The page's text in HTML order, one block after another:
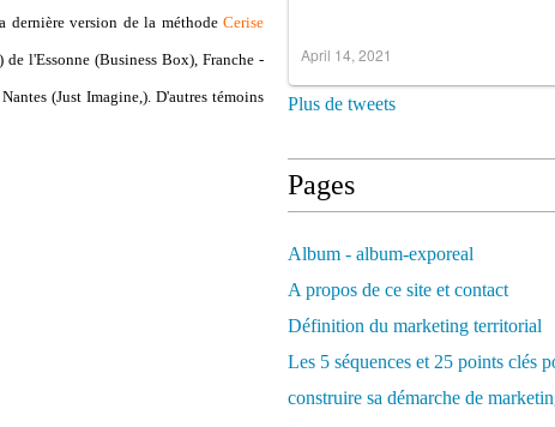
dernière version de la méthode Cerise
l'Essonne (Business Box), Franche -
(Just Imagine,). D'autres témoins
April 14, 2021
Plus de tweets
Pages
Album - album-exporeal
A propos de ce site et contact
Définition du marketing territorial
Les 5 séquences et 25 points clés
construire sa démarche de